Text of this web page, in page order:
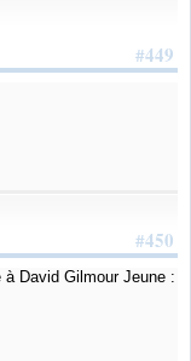
#449
#450
David Gilmour Jeune :